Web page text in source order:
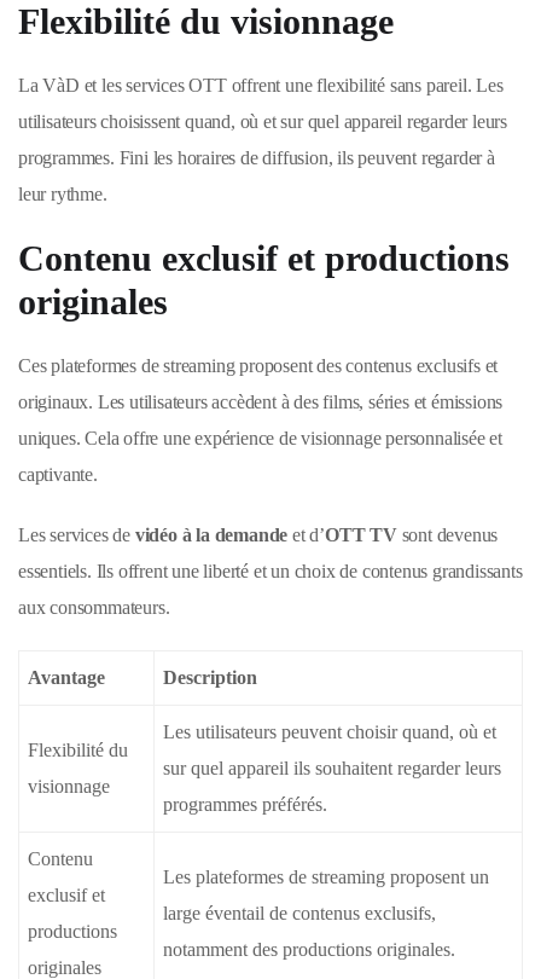
Flexibilité du visionnage
La VàD et les services OTT offrent une flexibilité sans pareil. Les
utilisateurs choisissent quand, où et sur quel appareil regarder leurs
programmes. Fini les horaires de diffusion, ils peuvent regarder à
leur rythme.
Contenu exclusif et productions
originales
Ces plateformes de streaming proposent des contenus exclusifs et
originaux. Les utilisateurs accèdent à des films, séries et émissions
uniques. Cela offre une expérience de visionnage personnalisée et
captivante.
Les services de vidéo à la demande et d’OTT TVsont devenus
essentiels. Ils offrent une liberté et un choix de contenus grandissants
aux consommateurs.
Avantage Description
Flexibilité du
visionnage
Les utilisateurs peuvent choisir quand, où et
sur quel appareil ils souhaitent regarder leurs
programmes préférés.
Contenu
exclusif et
productions
originales
Les plateformes de streaming proposent un
large éventail de contenus exclusifs,
notamment des productions originales.